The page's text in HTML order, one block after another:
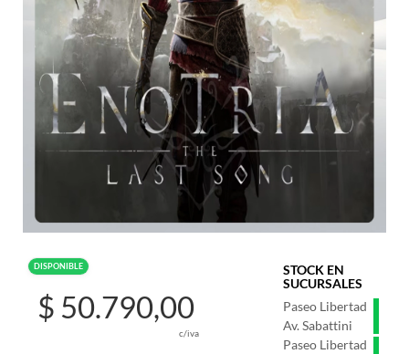
DISPONIBLE
STOCK EN
SUCURSALES
Paseo Libertad
Av. Sabattini
Paseo Libertad
$ 50.790,00
c/iva